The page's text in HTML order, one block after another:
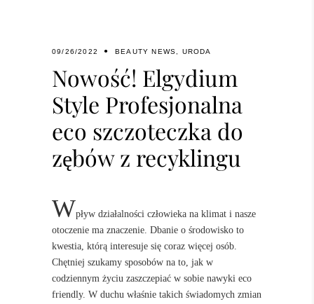
09/26/2022 BEAUTY NEWS, URODA
Nowość! Elgydium
Style Profesjonalna
eco szczoteczka do
zębów z recyklingu
Wpływ działalności człowieka na klimat i nasze
otoczenie ma znaczenie. Dbanie o środowisko to
kwestia, którą interesuje się coraz więcej osób.
Chętniej szukamy sposobów na to, jak w
codziennym życiu zaszczepiać w sobie nawyki eco
friendly. W duchu właśnie takich świadomych zmian